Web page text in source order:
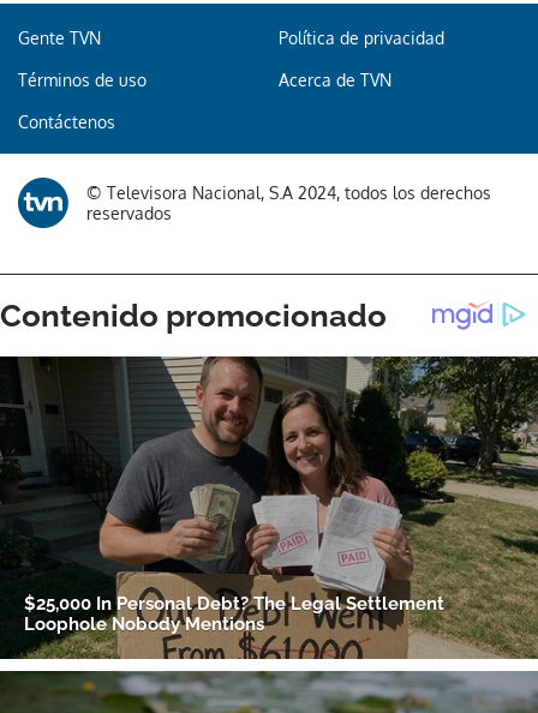
Gente TVN Política de privacidad
Términos de uso Acerca de TVN
Contáctenos
© Televisora Nacional, S.A 2024, todos los derechos
reservados